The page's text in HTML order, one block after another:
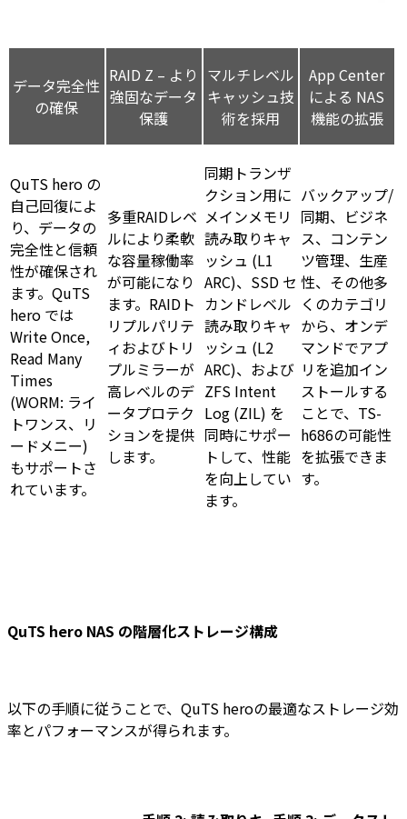
データ完全性
の確保
RAID Z – より
強固なデータ
保護
マルチレベル
キャッシュ技
術を採用
App Center
による NAS
機能の拡張
QuTS hero の
自己回復によ
り、データの
完全性と信頼
性が確保され
ます。QuTS
hero では
Write Once,
Read Many
Times
(WORM: ライ
トワンス、リ
ードメニー)
もサポートさ
れています。
多重RAIDレベ
ルにより柔軟
な容量稼働率
が可能になり
ます。RAIDト
リプルパリテ
ィおよびトリ
プルミラーが
高レベルのデ
ータプロテク
ションを提供
します。
同期トランザ
クション用に
メインメモリ
読み取りキャ
ッシュ (L1
ARC)、SSD セ
カンドレベル
読み取りキャ
ッシュ (L2
ARC)、および
ZFS Intent
Log (ZIL) を
同時にサポー
トして、性能
を向上してい
ます。
バックアップ/
同期、ビジネ
ス、コンテン
ツ管理、生産
性、その他多
くのカテゴリ
から、オンデ
マンドでアプ
リを追加イン
ストールする
ことで、TS-
h686の可能性
を拡張できま
す。
QuTS hero NAS の階層化ストレージ構成
以下の手順に従うことで、QuTS heroの最適なストレージ効
率とパフォーマンスが得られます。